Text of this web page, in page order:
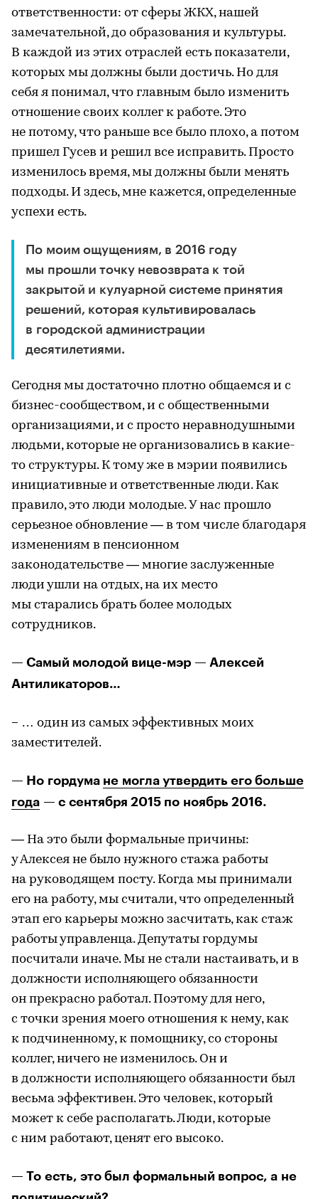
ответственности: от сферы ЖКХ, нашей
замечательной, до образования и культуры.
В каждой из этих отраслей есть показатели,
которых мы должны были достичь. Но для
себя я понимал, что главным было изменить
отношение своих коллег к работе. Это
не потому, что раньше все было плохо, а потом
пришел Гусев и решил все исправить. Просто
изменилось время, мы должны были менять
подходы. И здесь, мне кажется, определенные
успехи есть.
По моим ощущениям, в 2016 году
мы прошли точку невозврата к той
закрытой и кулуарной системе принятия
решений, которая культивировалась
в городской администрации
десятилетиями.
Сегодня мы достаточно плотно общаемся и с
бизнес-сообществом, и с общественными
организациями, и с просто неравнодушными
людьми, которые не организовались в какие-
то структуры. К тому же в мэрии появились
инициативные и ответственные люди. Как
правило, это люди молодые. У нас прошло
серьезное обновление — в том числе благодаря
изменениям в пенсионном
законодательстве — многие заслуженные
люди ушли на отдых, на их место
мы старались брать более молодых
сотрудников.
— Самый молодой вице-мэр — Алексей
Антиликаторов…
– … один из самых эффективных моих
заместителей.
— Но гордума не могла утвердить его больше
года — с сентября 2015 по ноябрь 2016.
— На это были формальные причины:
у Алексея не было нужного стажа работы
на руководящем посту. Когда мы принимали
его на работу, мы считали, что определенный
этап его карьеры можно засчитать, как стаж
работы управленца. Депутаты гордумы
посчитали иначе. Мы не стали настаивать, и в
должности исполняющего обязанности
он прекрасно работал. Поэтому для него,
с точки зрения моего отношения к нему, как
к подчиненному, к помощнику, со стороны
коллег, ничего не изменилось. Он и
в должности исполняющего обязанности был
весьма эффективен. Это человек, который
может к себе располагать. Люди, которые
с ним работают, ценят его высоко.
— То есть, это был формальный вопрос, а не